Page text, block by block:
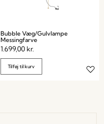
Bubble Væg/Gulvlampe
Messingfarve
1.699,00 kr.
Tilføj til kurv